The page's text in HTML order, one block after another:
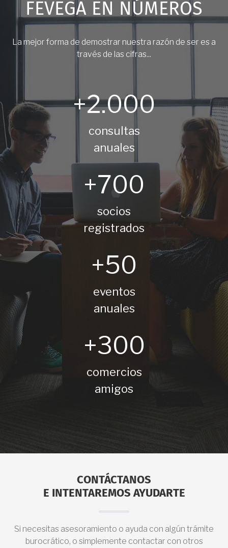
FEVEGA EN NÚMEROS
La mejor forma de demostrar nuestra razón de ser es a
través de las cifras...
+2.000
consultas
anuales
+700
socios
registrados
+50
eventos
anuales
+300
comercios
amigos
CONTÁCTANOS
E INTENTAREMOS AYUDARTE
Si necesitas asesoramiento o ayuda con algún trámite
burocrático, o simplemente contactar con otros